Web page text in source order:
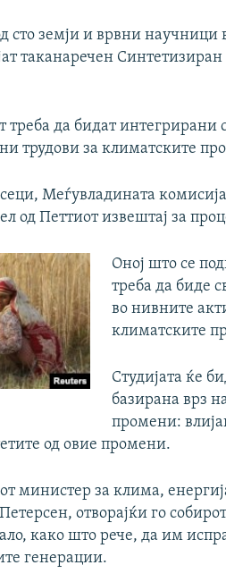
сто земји и врвни научници
таканаречен
треба да бидат интегрирани
трудови за климатските
Меѓувладината
од Петтиот извештај за
Оној што се
треба да биде
во нивните
климатските
Студијата ќе
базирана врз
промени:
од овие промени.
министер за клима,
отворајќи го
како што рече, да им
генерации.